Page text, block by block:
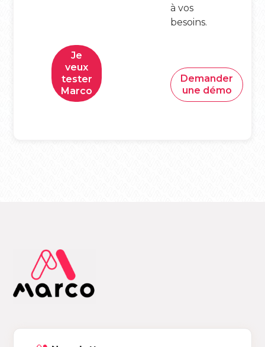
Je
veux
tester
Marco
à vos
besoins.
Demander
une démo